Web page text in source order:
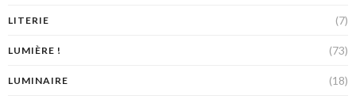
LITERIE (7)
LUMIÈRE ! (73)
LUMINAIRE (18)